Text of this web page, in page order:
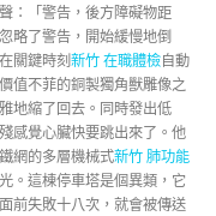
：「警告，後方障礙物距
略了警告，開始緩慢地倒
關鍵時刻新竹 在職體檢自動
值不菲的銅製獨角獸雕像之
地縮了回去。同時發出低
感覺心臟快要跳出來了。他
網的多層機械式新竹 肺功能
。這棟停車塔是個異類，它
前失敗十八次，就會被傳送